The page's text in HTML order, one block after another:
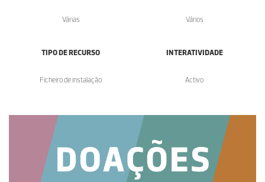
Várias Vários
TIPO DE RECURSO
Ficheiro de instalação
INTERATIVIDADE
Activo